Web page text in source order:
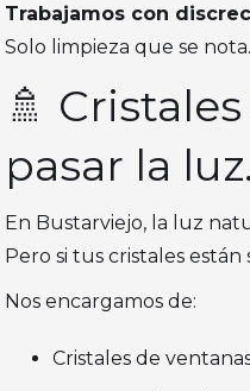
Trabajamos con
Solo limpieza que se nota.
🚿
pasar la
En Bustarviejo, la luz
Pero si tus cristales
Nos encargamos de:
Cristales de